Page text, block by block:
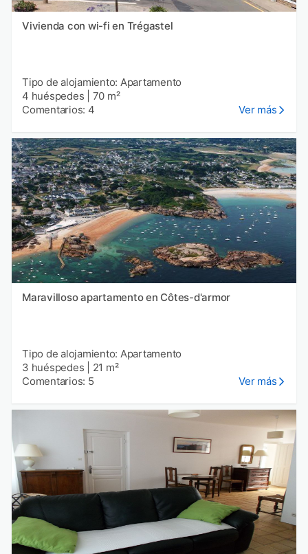
Vivienda con wi-fi en Trégastel
Tipo de alojamiento: Apartamento
4 huéspedes
70 m²
Comentarios: 4
Ver más
Maravilloso apartamento en Côtes-d'armor
Tipo de alojamiento: Apartamento
3 huéspedes
21 m²
Comentarios: 5
Ver más